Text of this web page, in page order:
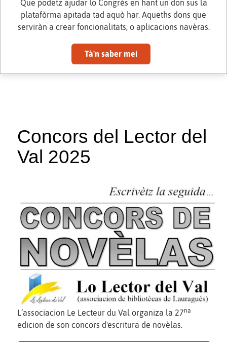
Que podetz ajudar lo Congrès en hant un don sus la
platafòrma apitada tad aquò har. Aqueths dons que
serviràn a crear foncionalitats, o aplicacions navèras.
Tà'n saber mei
Concors del Lector del
Val 2025
L’associacion Le Lecteur du Val organiza la 27na
edicion de son concors d'escritura de novèlas.